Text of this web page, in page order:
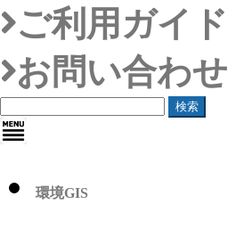
ご利用ガイド
お問い合わせ
検索
環境GIS